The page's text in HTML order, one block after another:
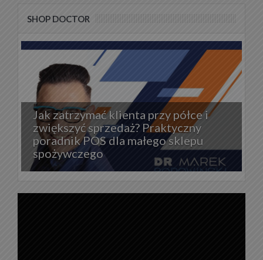
SHOP DOCTOR
Jak zatrzymać klienta przy półce i
zwiększyć sprzedaż? Praktyczny
poradnik POS dla małego sklepu
spożywczego